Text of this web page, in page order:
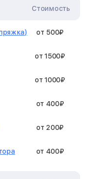
Стоимость
от 500₽
от 1500₽
от 1000₽
от 400₽
от 200₽
от 400₽